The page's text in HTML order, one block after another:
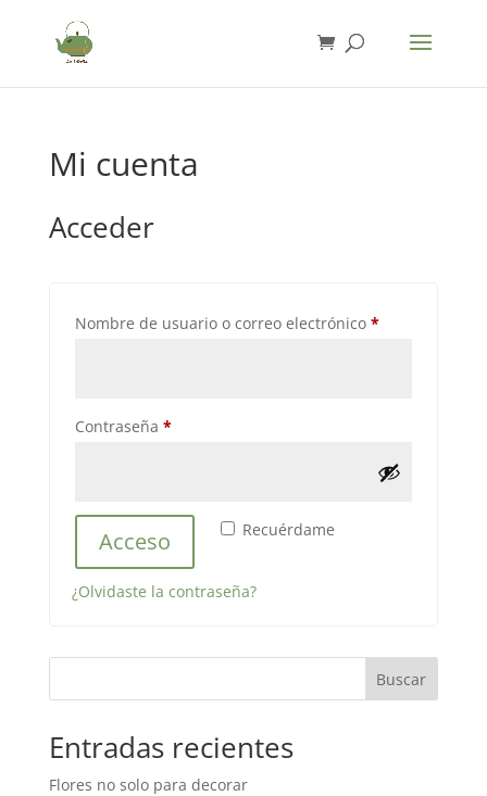
Mi cuenta
Acceder
Nombre de usuario o correo electrónico *Obligatorio
Contraseña *Obligatorio
Recuérdame
Acceso
¿Olvidaste la contraseña?
Buscar
Entradas recientes
Flores no solo para decorar